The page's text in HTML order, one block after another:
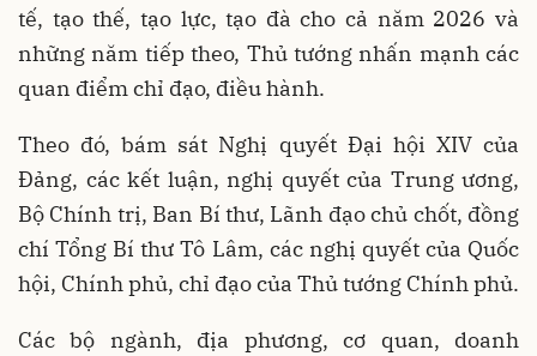
tế, tạo thế, tạo lực, tạo đà cho cả năm 2026 và
những năm tiếp theo, Thủ tướng nhấn mạnh các
quan điểm chỉ đạo, điều hành.
Theo đó, bám sát Nghị quyết Đại hội XIV của
Đảng, các kết luận, nghị quyết của Trung ương,
Bộ Chính trị, Ban Bí thư, Lãnh đạo chủ chốt, đồng
chí Tổng Bí thư Tô Lâm, các nghị quyết của Quốc
hội, Chính phủ, chỉ đạo của Thủ tướng Chính phủ.
Các bộ ngành, địa phương, cơ quan, doanh